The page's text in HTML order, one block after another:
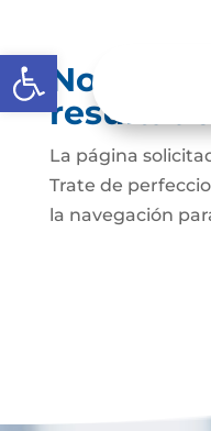
Abrir barra de
No se
resultados
La página
Trate de
la navegación